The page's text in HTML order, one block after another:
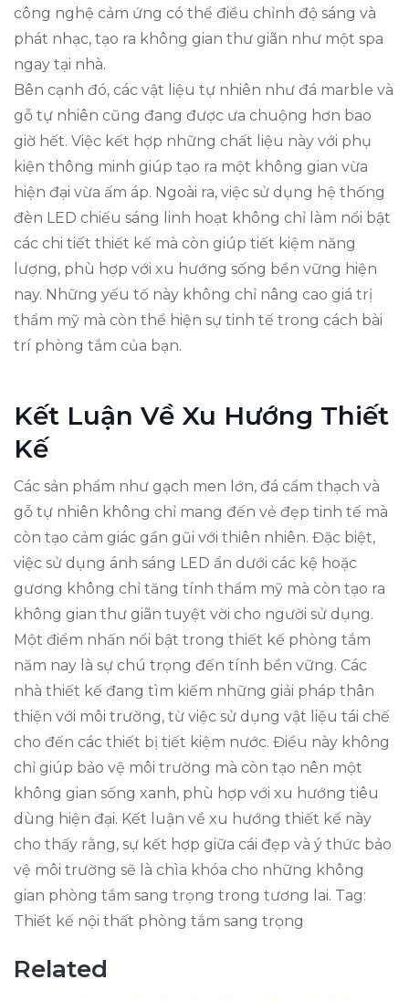
công nghệ cảm ứng có thể điều chỉnh độ sáng và
phát nhạc, tạo ra không gian thư giãn như một spa
ngay tại nhà.
Bên cạnh đó, các vật liệu tự nhiên như đá marble và
gỗ tự nhiên cũng đang được ưa chuộng hơn bao
giờ hết. Việc kết hợp những chất liệu này với phụ
kiện thông minh giúp tạo ra một không gian vừa
hiện đại vừa ấm áp. Ngoài ra, việc sử dụng hệ thống
đèn LED chiếu sáng linh hoạt không chỉ làm nổi bật
các chi tiết thiết kế mà còn giúp tiết kiệm năng
lượng, phù hợp với xu hướng sống bền vững hiện
nay. Những yếu tố này không chỉ nâng cao giá trị
thẩm mỹ mà còn thể hiện sự tinh tế trong cách bài
trí phòng tắm của bạn.
Kết Luận Về Xu Hướng Thiết
Kế
Các sản phẩm như gạch men lớn, đá cẩm thạch và
gỗ tự nhiên không chỉ mang đến vẻ đẹp tinh tế mà
còn tạo cảm giác gần gũi với thiên nhiên. Đặc biệt,
việc sử dụng ánh sáng LED ẩn dưới các kệ hoặc
gương không chỉ tăng tính thẩm mỹ mà còn tạo ra
không gian thư giãn tuyệt vời cho người sử dụng.
Một điểm nhấn nổi bật trong thiết kế phòng tắm
năm nay là sự chú trọng đến tính bền vững. Các
nhà thiết kế đang tìm kiếm những giải pháp thân
thiện với môi trường, từ việc sử dụng vật liệu tái chế
cho đến các thiết bị tiết kiệm nước. Điều này không
chỉ giúp bảo vệ môi trường mà còn tạo nên một
không gian sống xanh, phù hợp với xu hướng tiêu
dùng hiện đại. Kết luận về xu hướng thiết kế này
cho thấy rằng, sự kết hợp giữa cái đẹp và ý thức bảo
vệ môi trường sẽ là chìa khóa cho những không
gian phòng tắm sang trọng trong tương lai. Tag:
Thiết kế nội thất phòng tắm sang trọng
Related